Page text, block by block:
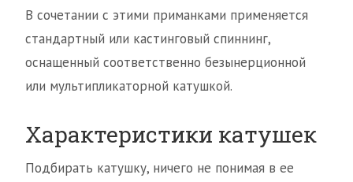
В сочетании с этими приманками применяется
стандартный или кастинговый спиннинг,
оснащенный соответственно безынерционной
или мультипликаторной катушкой.
Характеристики катушек
Подбирать катушку, ничего не понимая в ее